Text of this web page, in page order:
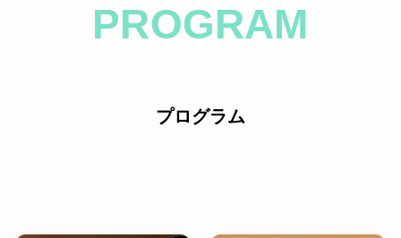
PROGRAM
プログラム